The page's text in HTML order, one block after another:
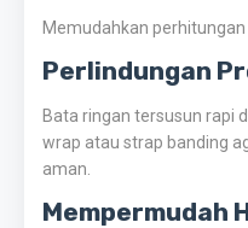
Memudahkan
Perlindungan
Bata ringan tersusun rapi
wrap atau strap banding
aman.
Mempermudah